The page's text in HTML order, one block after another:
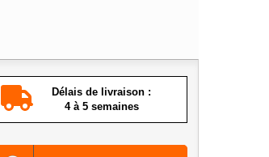
Délais de livraison :
4 à 5 semaines